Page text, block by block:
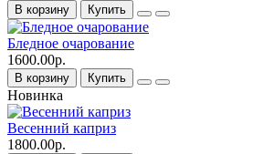
В корзину Купить
Бледное очарование
1600.00р.
В корзину Купить
Новинка
Весенний каприз
1800.00р.